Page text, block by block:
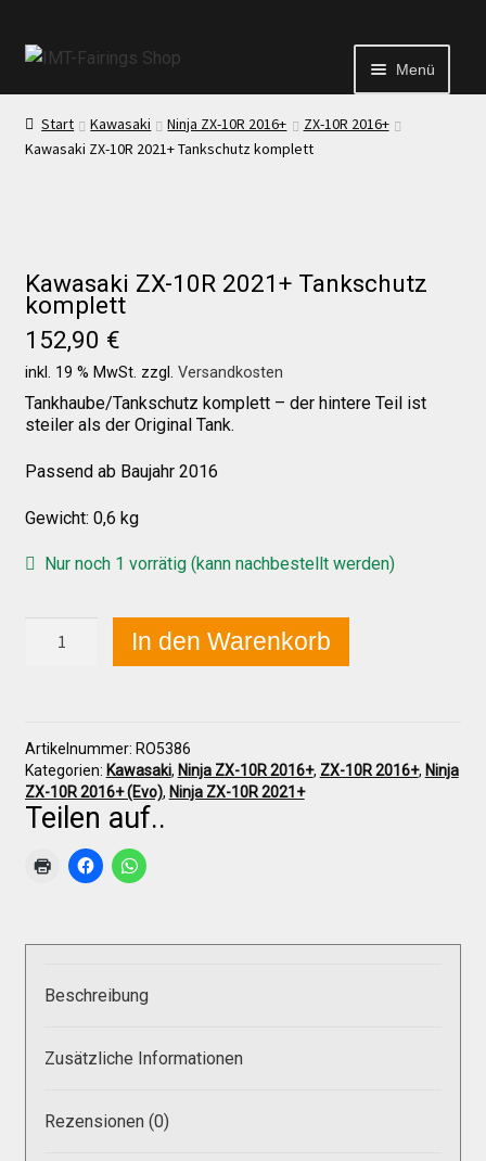
Menü
Start
Kontakt
News
News
Test Startseite
Über uns
Infos zu unseren Produkten
Marken
Warenkorb
Kasse
Start Kawasaki Ninja ZX-10R 2016+
ZX-10R 2016+
Kawasaki ZX-10R 2021+ Tankschutz komplett
Kawasaki ZX-10R 2021+ Tankschutz
komplett
152,90 €
inkl. 19 % MwSt. zzgl. Versandkosten
Tankhaube/Tankschutz komplett – der hintere Teil ist
steiler als der Original Tank.
Passend ab Baujahr 2016
Gewicht: 0,6 kg
Nur noch 1 vorrätig (kann nachbestellt werden)
Menge
In den Warenkorb
Artikelnummer: RO5386
Kategorien: Kawasaki, Ninja ZX-10R 2016+, ZX-10R 2016+, Ninja
ZX-10R 2016+ (Evo), Ninja ZX-10R 2021+
Teilen auf..
Beschreibung
Zusätzliche Informationen
Rezensionen (0)